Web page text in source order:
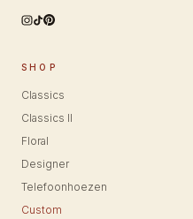
SHOP
Classics
Classics II
Floral
Designer
Telefoonhoezen
Custom